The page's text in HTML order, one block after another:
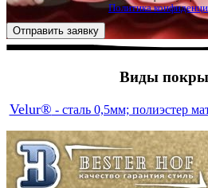
Политика
Виды
Velur® - сталь 0,5мм; полиэстер